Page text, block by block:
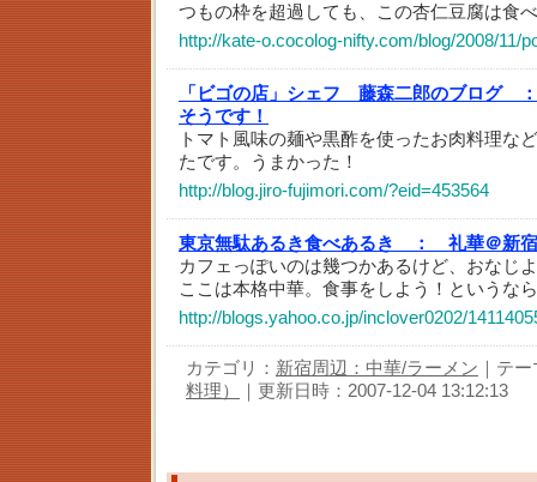
つもの枠を超過しても、この杏仁豆腐は食
http://kate-o.cocolog-nifty.com/blog/2008/11/
「ビゴの店」シェフ 藤森二郎のブログ ：
そうです！
トマト風味の麺や黒酢を使ったお肉料理な
たです。うまかった！
http://blog.jiro-fujimori.com/?eid=453564
東京無駄あるき食べあるき ：
礼華＠新
カフェっぽいのは幾つかあるけど、おなじ
ここは本格中華。食事をしよう！というな
http://blogs.yahoo.co.jp/inclover0202/
カテゴリ： 新宿周辺：中華/ラーメン ｜テ
料理）
｜更新日時：2007-12-04 13:12:13